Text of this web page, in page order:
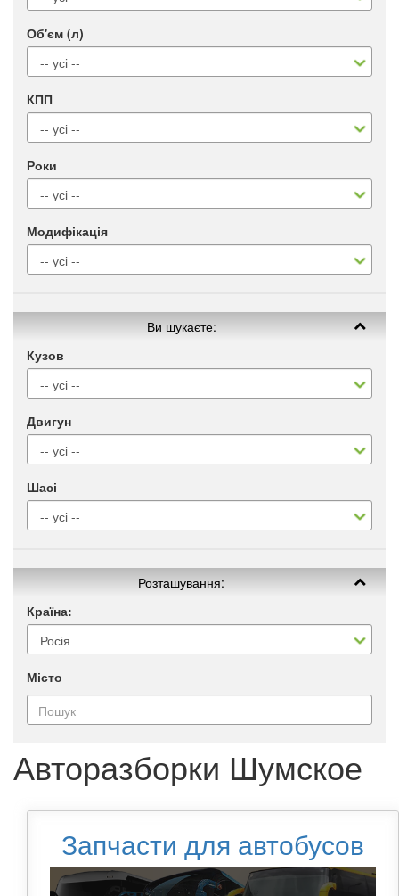
Об'єм (л)
КПП
Роки
Модифікація
Ви шукаєте:
Кузов
Двигун
Шасі
Розташування:
Країна:
Місто
Авторазборки Шумское
Запчасти для автобусов